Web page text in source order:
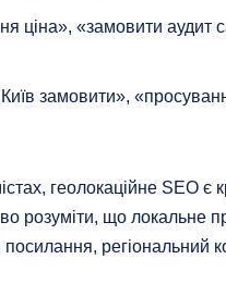
ціна», «замовити аудит
замовити»,
геолокаційне SEO
розуміти, що локальне
регіональний